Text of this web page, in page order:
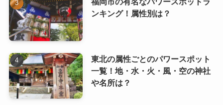
ンキング！属性別は？
東北の属性ごとのパワースポット
一覧！地・水・火・風・空の神社
や名所は？